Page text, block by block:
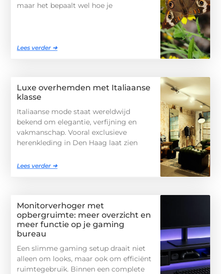
maar het bepaalt wel hoe je
Lees verder ➜
Luxe overhemden met Italiaanse
klasse
Italiaanse mode staat wereldwijd
bekend om elegantie, verfijning en
vakmanschap. Vooral exclusieve
herenkleding in Den Haag laat zien
Lees verder ➜
Monitorverhoger met
opbergruimte: meer overzicht en
meer functie op je gaming
bureau
Een slimme gaming setup draait niet
alleen om looks, maar ook om efficiënt
ruimtegebruik. Binnen een complete